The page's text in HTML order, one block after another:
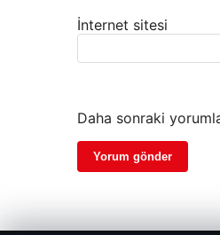
İnternet sitesi
Daha sonraki